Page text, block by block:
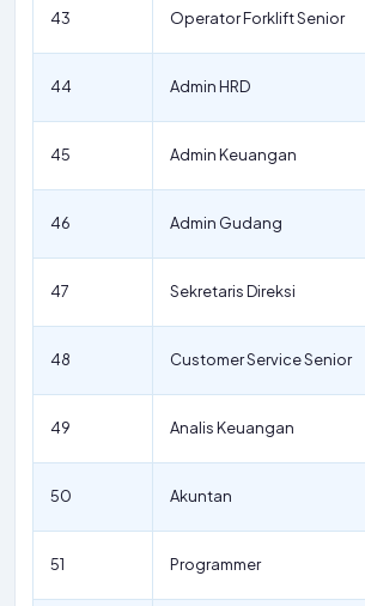
43 Operator Forklift Senior
44 Admin HRD
45 Admin Keuangan
46 Admin Gudang
47 Sekretaris Direksi
48 Customer Service Senior
49 Analis Keuangan
50 Akuntan
51 Programmer